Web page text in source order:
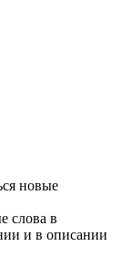
новые
слова в
и в описании